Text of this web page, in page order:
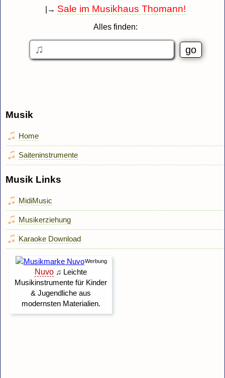
|→ Sale im Musikhaus Thomann!
Alles finden:
Musik
Home
Saiteninstrumente
Musik Links
MidiMusic
Musikerziehung
Karaoke Download